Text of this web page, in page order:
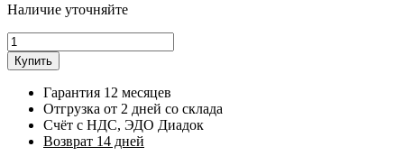
Наличие уточняйте
Купить
Гарантия 12 месяцев
Отгрузка от 2 дней со склада
Счёт с НДС, ЭДО Диадок
Возврат 14 дней